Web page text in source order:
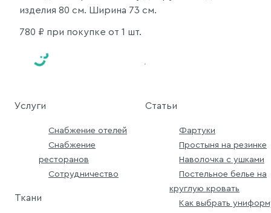
изделия 80 см. Ширина 73 см.
780 ₽ при покупке от 1 шт.
Услуги
Снабжение отелей
Снабжение
ресторанов
Сотрудничество
Ткани
Статьи
Фартуки
Простыня на резинке
Наволочка с ушками
Постельное белье на
круглую кровать
Как выбрать